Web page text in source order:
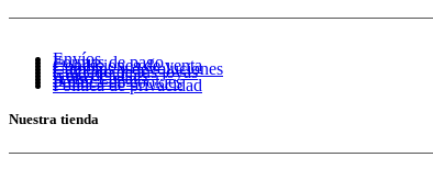
Envíos
Formas de pago
Condiciones de venta
Cambios y devoluciones
Cuidado de tus joyas
Guía de tallas
Aviso Legal
Política de cookies
Política de privacidad
Nuestra tienda